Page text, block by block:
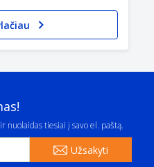
nuolaidas tiesiai į savo el. paštą.
Užsakyti